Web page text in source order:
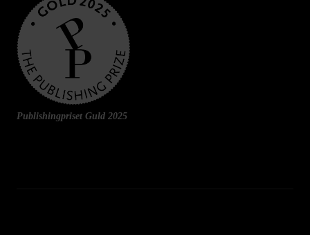
Publishingpriset Guld 2025